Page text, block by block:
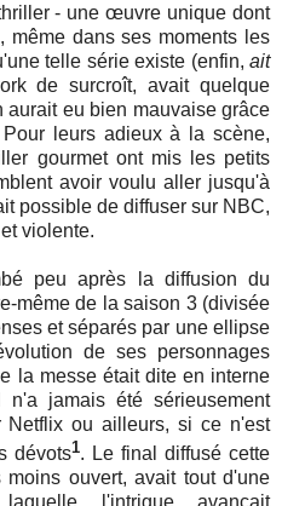
- une œuvre unique dont
dans ses moments les
telle série existe (enfin, ait
de surcroît, avait quelque
eu bien mauvaise grâce
leurs adieux à la scène,
gourmet ont mis les petits
avoir voulu aller jusqu'à
possible de diffuser sur NBC,
violente.
peu après la diffusion du
même de la saison 3 (divisée
et séparés par une ellipse
de ses personnages
la messe était dite en interne
jamais été sérieusement
ou ailleurs, si ce n'est
dévots1. Le final diffusé cette
ouvert, avait tout d'une
l'intrigue avançait